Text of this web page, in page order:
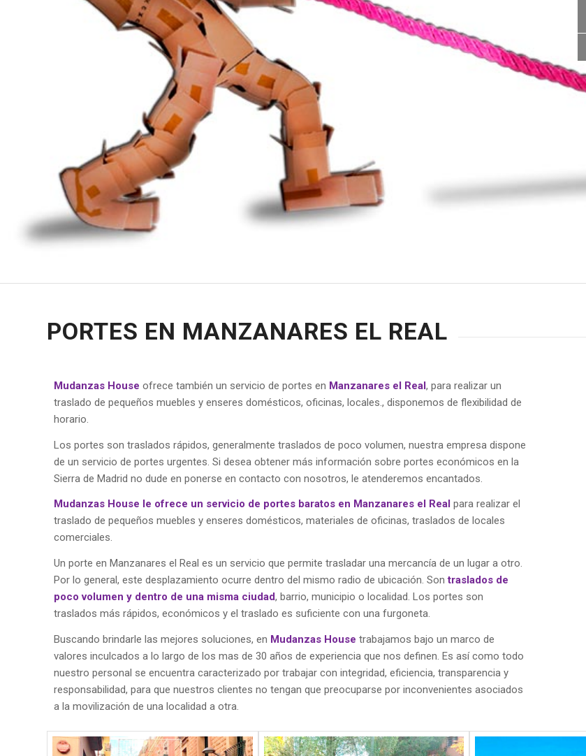
PORTES EN MANZANARES EL REAL
Mudanzas House ofrece también un servicio de portes en Manzanares el Real, para realizar un
traslado de pequeños muebles y enseres domésticos, oficinas, locales., disponemos de flexibilidad de
horario.
Los portes son traslados rápidos, generalmente traslados de poco volumen, nuestra empresa dispone
de un servicio de portes urgentes. Si desea obtener más información sobre portes económicos en la
Sierra de Madrid no dude en ponerse en contacto con nosotros, le atenderemos encantados.
Mudanzas House le ofrece un servicio de portes baratos en Manzanares el Real para realizar el
traslado de pequeños muebles y enseres domésticos, materiales de oficinas, traslados de locales
comerciales.
Un porte en Manzanares el Real es un servicio que permite trasladar una mercancía de un lugar a otro.
Por lo general, este desplazamiento ocurre dentro del mismo radio de ubicación. Sontraslados de
poco volumen y dentro de una misma ciudad, barrio, municipio o localidad. Los portes son
traslados más rápidos, económicos y el traslado es suficiente con una furgoneta.
Buscando brindarle las mejores soluciones, en Mudanzas House trabajamos bajo un marco de
valores inculcados a lo largo de los mas de 30 años de experiencia que nos definen. Es así como todo
nuestro personal se encuentra caracterizado por trabajar con integridad, eficiencia, transparencia y
responsabilidad, para que nuestros clientes no tengan que preocuparse por inconvenientes asociados
a la movilización de una localidad a otra.